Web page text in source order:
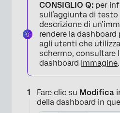
CONSIGLIO Q: per
sull’aggiunta di testo
descrizione di
rendere la
agli utenti che
schermo, consultare
dashboard Immagine.
Fare clic su Modifica
della dashboard in